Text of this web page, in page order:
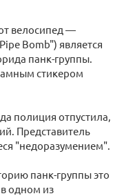
велосипед —
Bomb") является
панк-группы.
стикером
полиция отпустила,
Представитель
"недоразумением".
панк-группы это
одном из